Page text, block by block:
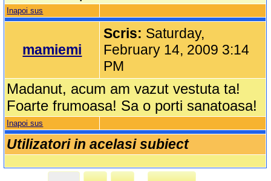
Inapoi sus
mamiemi
Scris: Saturday,
February 14, 2009 3:14
PM
Madanut, acum am vazut vestuta ta!
Foarte frumoasa! Sa o porti sanatoasa!
Inapoi sus
Utilizatori in acelasi subiect